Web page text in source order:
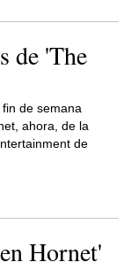
de 'The
de semana
ahora, de la
de
Hornet'